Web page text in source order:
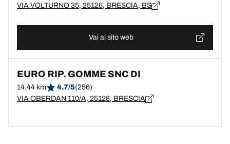
VIA VOLTURNO 35, 25126, BRESCIA, BS
Vai al sito web
EURO RIP. GOMME SNC DI
14.44 km 4.7/5(256)
VIA OBERDAN 110/A, 25128, BRESCIA